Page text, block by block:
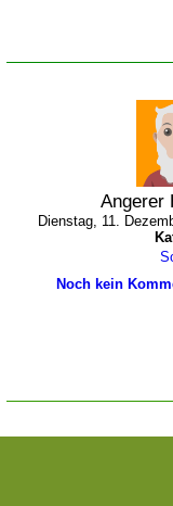
Angerer
Dienstag, 11.
Noch kein